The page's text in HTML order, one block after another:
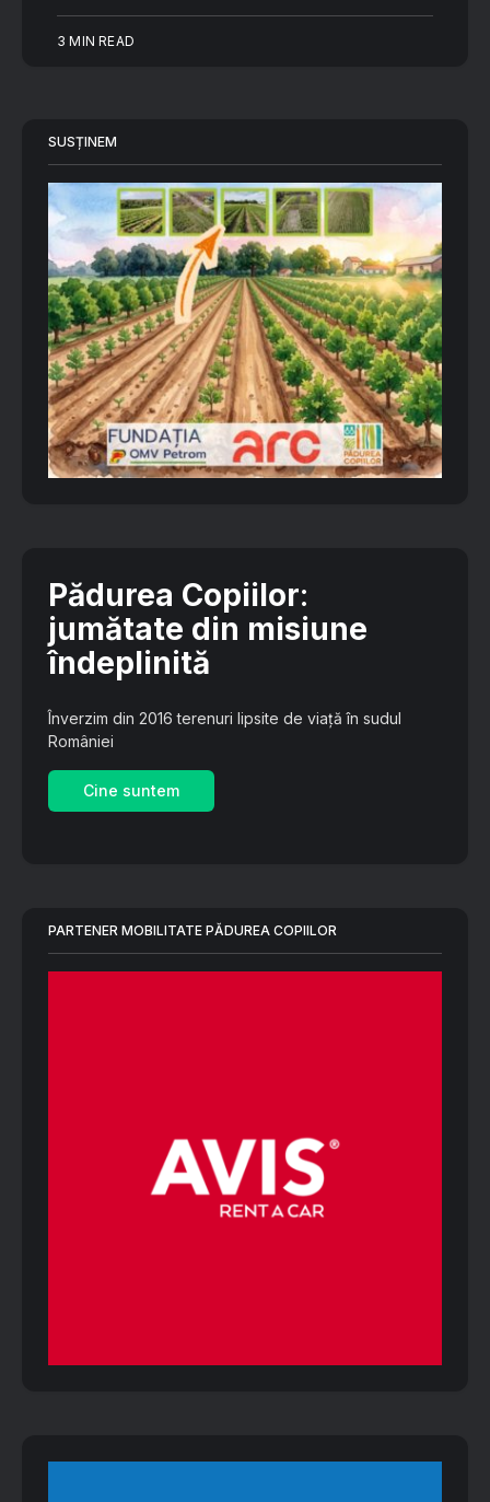
3 MIN READ
SUSȚINEM
Pădurea Copiilor:
jumătate din misiune
îndeplinită
Înverzim din 2016 terenuri lipsite de viață în sudul
României
Cine suntem
PARTENER MOBILITATE PĂDUREA COPIILOR